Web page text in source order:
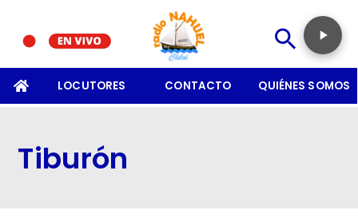
LOCUTORES CONTACTO QUIÉNES SOMOS
Tiburón